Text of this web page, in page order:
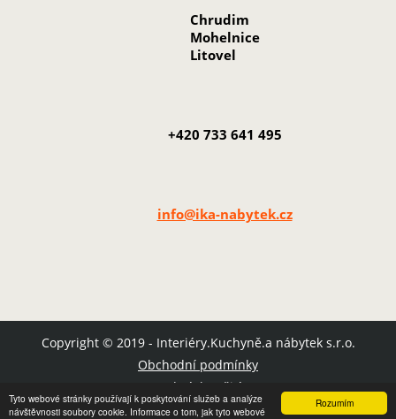
Rozumím
Tyto webové stránky používají k poskytování služeb a analýze
návštěvnosti soubory cookie. Informace o tom, jak tyto webové
Chrudim
Mohelnice
Litovel
+420 733 641 495
info@ika-nabytek.cz
Copyright © 2019 - Interiéry.Kuchyně.a nábytek s.r.o.
Obchodní podmínky
Podmínky užití
Mapa stránek